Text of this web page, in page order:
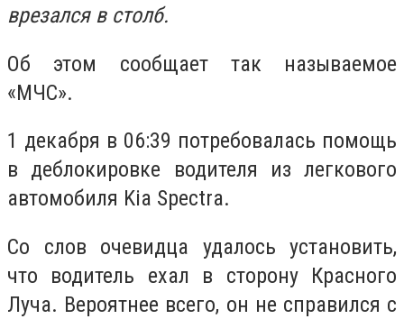
врезался в столб.
Об этом сообщает так называемое
«МЧС».
1 декабря в 06:39 потребовалась помощь
в деблокировке водителя из легкового
автомобиля Kia Spectra.
Со слов очевидца удалось установить,
что водитель ехал в сторону Красного
Луча. Вероятнее всего, он не справился с